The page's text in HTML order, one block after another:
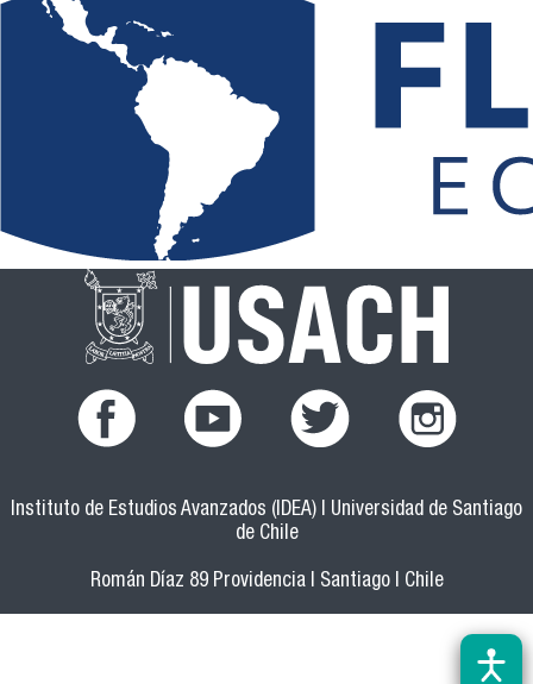
facebook.pngyoutub.pngtwitter.png
Instituto de Estudios Avanzados (IDEA) | Universidad de Santiago
de Chile
Román Díaz 89 Providencia | Santiago | Chile